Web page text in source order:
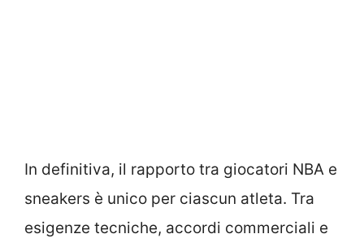
In definitiva, il rapporto tra giocatori NBA e
sneakers è unico per ciascun atleta. Tra
esigenze tecniche, accordi commerciali e